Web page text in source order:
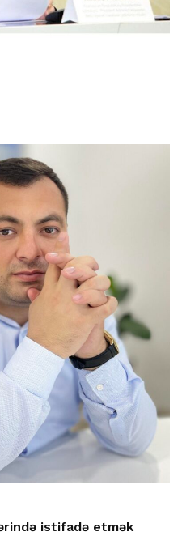
istifadə etmək